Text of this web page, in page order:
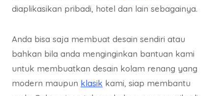
diaplikasikan pribadi, hotel dan lain sebagainya.
Anda bisa saja membuat desain sendiri atau
bahkan bila anda menginginkan bantuan kami
untuk membuatkan desain kolam renang yang
modern maupun klasik kami, siap membantu